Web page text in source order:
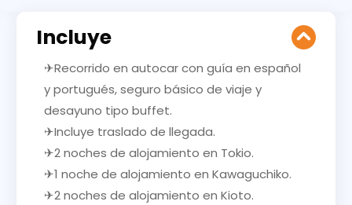
Incluye
✈Recorrido en autocar con guía en español
y portugués, seguro básico de viaje y
desayuno tipo buffet.
✈Incluye traslado de llegada.
✈2 noches de alojamiento en Tokio.
✈1 noche de alojamiento en Kawaguchiko.
✈2 noches de alojamiento en Kioto.